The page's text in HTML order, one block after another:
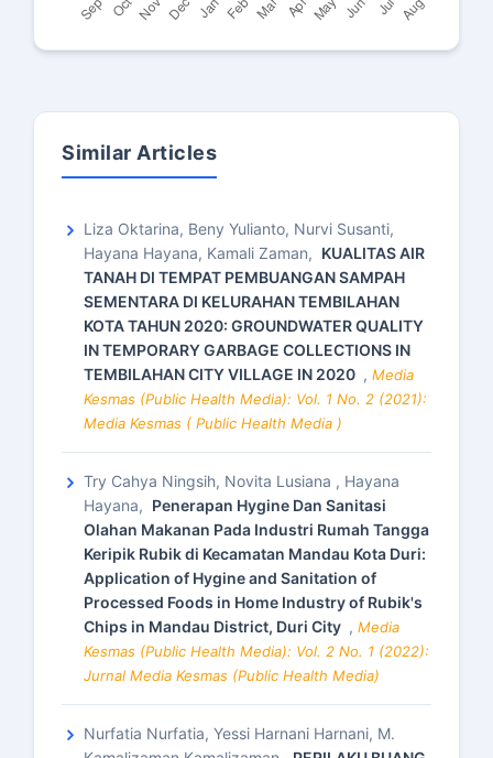
Similar Articles
Liza Oktarina, Beny Yulianto, Nurvi Susanti,
Hayana Hayana, Kamali Zaman, KUALITAS AIR
TANAH DI TEMPAT PEMBUANGAN SAMPAH
SEMENTARA DI KELURAHAN TEMBILAHAN
KOTA TAHUN 2020: GROUNDWATER QUALITY
IN TEMPORARY GARBAGE COLLECTIONS IN
TEMBILAHAN CITY VILLAGE IN 2020 , Media
Kesmas (Public Health Media): Vol. 1 No. 2 (2021):
Media Kesmas ( Public Health Media )
Try Cahya Ningsih, Novita Lusiana , Hayana
Hayana, Penerapan Hygine Dan Sanitasi
Olahan Makanan Pada Industri Rumah Tangga
Keripik Rubik di Kecamatan Mandau Kota Duri:
Application of Hygine and Sanitation of
Processed Foods in Home Industry of Rubik's
Chips in Mandau District, Duri City , Media
Kesmas (Public Health Media): Vol. 2 No. 1 (2022):
Jurnal Media Kesmas (Public Health Media)
Nurfatia Nurfatia, Yessi Harnani Harnani, M.